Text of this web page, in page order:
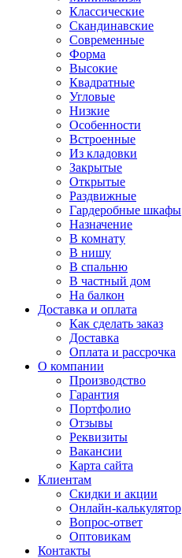
Классические
Скандинавские
Современные
Форма
Высокие
Квадратные
Угловые
Низкие
Особенности
Встроенные
Из кладовки
Закрытые
Открытые
Раздвижные
Гардеробные шкафы
Назначение
В комнату
В нишу
В спальню
В частный дом
На балкон
Доставка и оплата
Как сделать заказ
Доставка
Оплата и рассрочка
О компании
Производство
Гарантия
Портфолио
Отзывы
Реквизиты
Вакансии
Карта сайта
Клиентам
Скидки и акции
Онлайн-калькулятор
Вопрос-ответ
Оптовикам
Контакты